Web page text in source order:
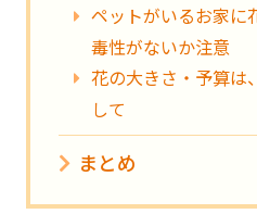
ペットがいるお家に
毒性がないか注意
花の大きさ・予算は
して
まとめ